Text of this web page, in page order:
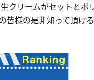
クリームがセットとボ
皆様の是非知って頂け